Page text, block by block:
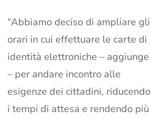
“Abbiamo deciso di ampliare gli
orari in cui effettuare le carte di
identità elettroniche – aggiunge
– per andare incontro alle
esigenze dei cittadini, riducendo
i tempi di attesa e rendendo più